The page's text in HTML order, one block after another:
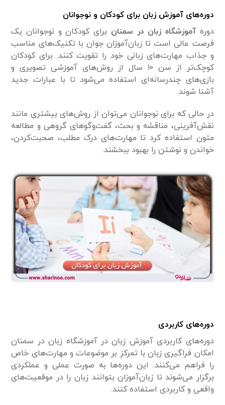
دوره‌های آموزش زبان برای کودکان و نوجوانان
دوره آموزشگاه زبان در سمنان برای کودکان و نوجوانان یک
فرصت عالی است تا زبان‌آموزان جوان با تکنیک‌های مناسب
و جذاب مهارت‌های زبانی خود را تقویت کنند. برای کودکان
کوچک‌تر از سن ۱۰ سال از روش‌های آموزشی تصویری و
بازی‌های چندرسانه‌ای استفاده می‌شود تا با عبارات جدید
آشنا شوند.
در حالی که برای نوجوانان می‌توان از روش‌های بیشتری مانند
نقش‌آفرینی، مناقشه و بحث، گفت‌وگوهای گروهی و مطالعه
متون استفاده کرد تا مهارت‌های درک مطلب، صحبت‌کردن،
خواندن و نوشتن را بهبود ببخشند.
دوره‌های کاربردی
دوره‌های کاربردی آموزش زبان در آموزشگاه زبان در سمنان
امکان فراگیری زبان با تمرکز بر موضوعات و مهارت‌های خاص
را فراهم می‌کنند. این دوره‌ها به صورت عملی و عملکردی
برگزار می‌شوند تا زبان‌آموزان بتوانند زبان را در موقعیت‌های
واقعی و کاربردی استفاده کنند.